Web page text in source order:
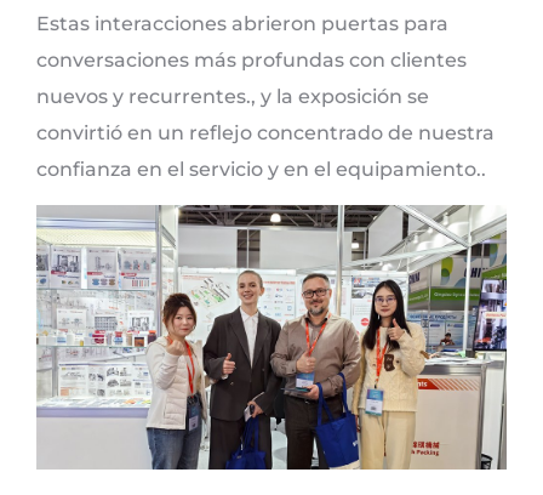
Estas interacciones abrieron puertas para
conversaciones más profundas con clientes
nuevos y recurrentes., y la exposición se
convirtió en un reflejo concentrado de nuestra
confianza en el servicio y en el equipamiento..